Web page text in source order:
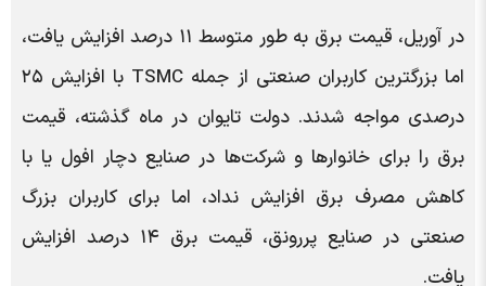
در آوریل، قیمت برق به طور متوسط ‌۱۱ درصد افزایش یافت،
اما بزرگترین کاربران صنعتی از جمله TSMC با افزایش ۲۵
درصدی مواجه شدند. دولت تایوان در ماه گذشته، قیمت
برق را برای خانوارها و شرکت‌ها در صنایع دچار افول یا با
کاهش مصرف برق افزایش نداد، اما برای کاربران بزرگ
صنعتی در صنایع پررونق، قیمت‌ برق ۱۴ درصد افزایش
یافت.